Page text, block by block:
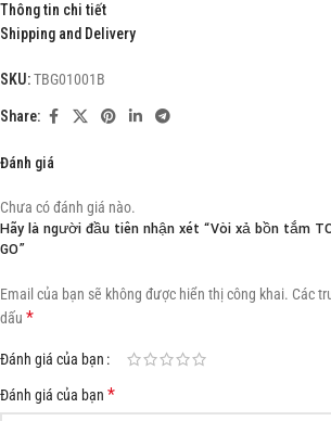
Thông tin chi tiết
Shipping and Delivery
SKU:TBG01001B
Share:
Đánh giá
Chưa có đánh giá nào.
Hãy là người đầu tiên nhận xét “Vòi xả bồn tắm
GO”
Email của bạn sẽ không được hiển thị công khai. Các
dấu *
Đánh giá của bạn
Đánh giá của bạn *